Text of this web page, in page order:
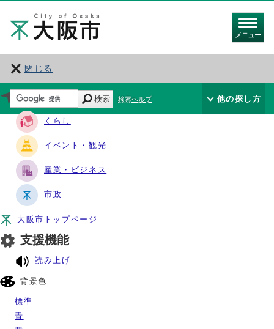
メニュー
閉じる
サイト・ナビ
くらし
イベント・観光
産業・ビジネス
市政
大阪市トップページ
支援機能
読み上げ
背景色
標準
青
検索 検索ヘルプ 他の探し方